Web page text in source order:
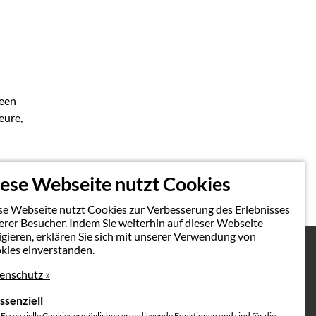
Webseite nutzt Cookies
Webseite nutzt Cookies zur Verbesserung des Erlebnisses
Besucher. Indem Sie weiterhin auf dieser Webseite
erklären Sie sich mit unserer Verwendung von
einverstanden.
»